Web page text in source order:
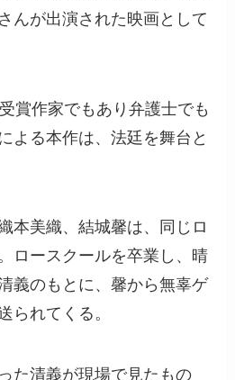
んが出演された映画として
賞作家でもあり弁護士でも
よる本作は、法廷を舞台と
本美織、結城馨は、同じロ
ロースクールを卒業し、晴
義のもとに、馨から無辜ゲ
られてくる。
た清義が現場で見たもの